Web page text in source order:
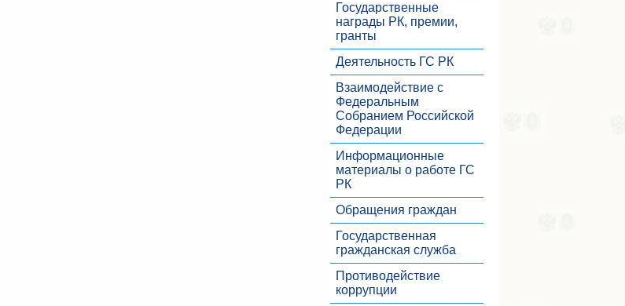
Государственные
награды РК, премии,
гранты
Деятельность ГС РК
Взаимодействие с
Федеральным
Собранием Российской
Федерации
Информационные
материалы о работе ГС
РК
Обращения граждан
Государственная
гражданская служба
Противодействие
коррупции